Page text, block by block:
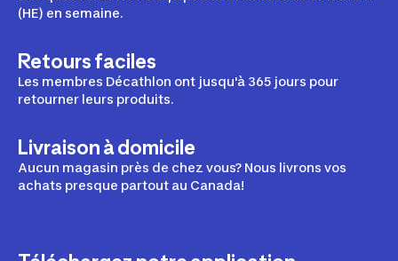
(HE) en semaine.
Retours faciles
Les membres Décathlon ont jusqu'à 365 jours pour
retourner leurs produits.
Livraison à domicile
Aucun magasin près de chez vous? Nous livrons vos
achats presque partout au Canada!